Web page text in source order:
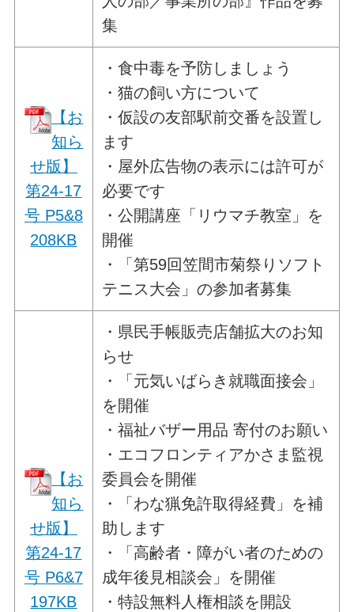
集
【お
知ら
せ版】
第24-17
号 P5&8
208KB
・食中毒を予防しましょう
・猫の飼い方について
・仮設の友部駅前交番を設置し
ます
・屋外広告物の表示には許可が
必要です
・公開講座「リウマチ教室」を
開催
・「第59回笠間市菊祭りソフト
テニス大会」の参加者募集
【お
知ら
せ版】
第24-17
号 P6&7
197KB
・県民手帳販売店舗拡大のお知
らせ
・「元気いばらき就職面接会」
を開催
・福祉バザー用品 寄付のお願い
・エコフロンティアかさま監視
委員会を開催
・「わな猟免許取得経費」を補
助します
・「高齢者・障がい者のための
成年後見相談会」を開催
・特設無料人権相談を開設